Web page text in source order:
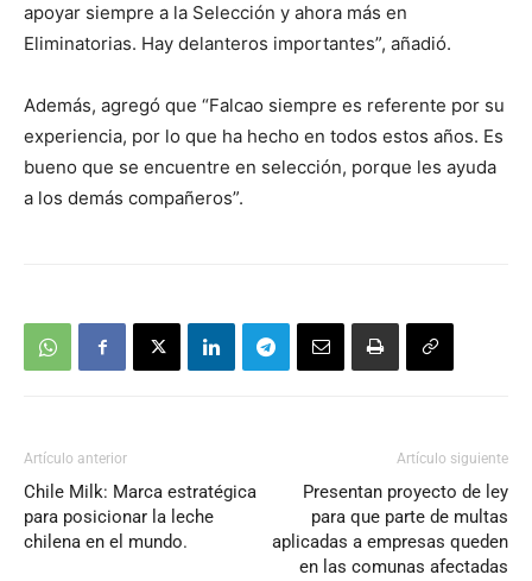
apoyar siempre a la Selección y ahora más en
Eliminatorias. Hay delanteros importantes”, añadió.
Además, agregó que “Falcao siempre es referente por su
experiencia, por lo que ha hecho en todos estos años. Es
bueno que se encuentre en selección, porque les ayuda
a los demás compañeros”.
Artículo anterior
Chile Milk: Marca estratégica
para posicionar la leche
chilena en el mundo.
Artículo siguiente
Presentan proyecto de ley
para que parte de multas
aplicadas a empresas queden
en las comunas afectadas